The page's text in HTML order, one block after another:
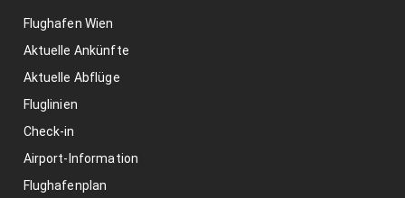
Flughafen Wien
Aktuelle Ankünfte
Aktuelle Abflüge
Fluglinien
Check-in
Airport-Information
Flughafenplan